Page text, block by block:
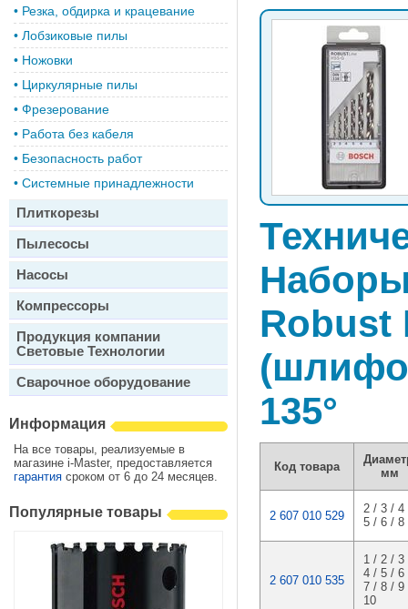
• Резка, обдирка и крацевание
• Лобзиковые пилы
• Ножовки
• Циркулярные пилы
• Фрезерование
• Работа без кабеля
• Безопасность работ
• Системные принадлежности
Плиткорезы
Пылесосы
Насосы
Компрессоры
Продукция компании
Световые Технологии
Сварочное оборудование
Информация
На все товары, реализуемые в
магазине i-Master, предоставляется
гарантия сроком от 6 до 24 месяцев.
Популярные товары
Robust
135°
Код товара
мм
2 607 010 529
2 / 3 / 4
5 / 6 / 8
2 607 010 535
1 / 2 / 3
4 / 5 / 6
7 / 8 / 9
10